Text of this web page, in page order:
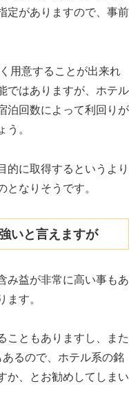
定がありますので、事前
用意することが出来れ
ではありますが、ホテル
泊回数によって利回りが
う。
的に取得するというより
となりそうです。
いと言えますが
み益が非常に高い事もあ
ます。
こともありますし、また
るので、ホテル系の銘
か、とお勧めしてしまい